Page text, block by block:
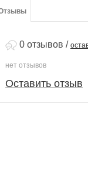
0 отзывов /
нет отзывов
Оставить отзыв